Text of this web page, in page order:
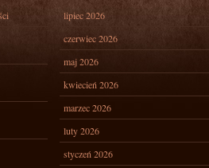
lipiec 2026
czerwiec 2026
maj 2026
kwiecień 2026
marzec 2026
luty 2026
styczeń 2026